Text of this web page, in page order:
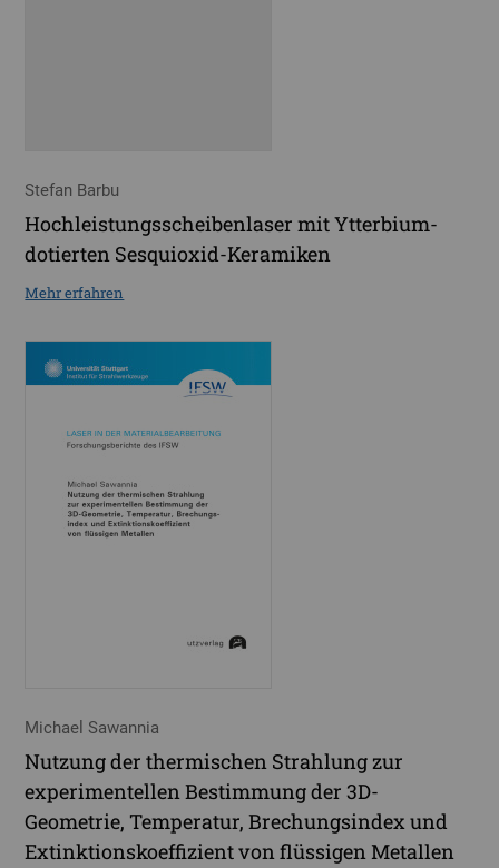
Stefan Barbu
Hochleistungsscheibenlaser mit Ytterbium-
dotierten Sesquioxid-Keramiken
Mehr erfahren
Michael Sawannia
Nutzung der thermischen Strahlung zur
experimentellen Bestimmung der 3D-
Geometrie, Temperatur, Brechungsindex und
Extinktionskoeffizient von flüssigen Metallen